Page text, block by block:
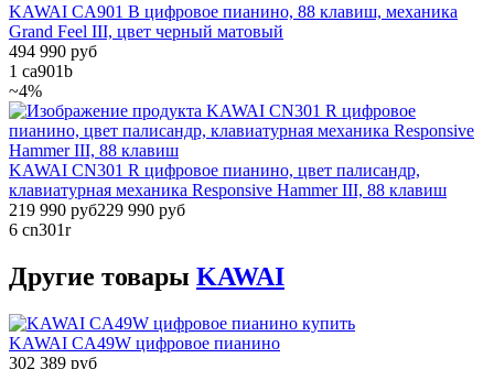
KAWAI CA901 B цифровое пианино, 88 клавиш, механика
Grand Feel III, цвет черный матовый
494 990 руб
1 ca901b
~4%
KAWAI CN301 R цифровое пианино, цвет палисандр,
клавиатурная механика Responsive Hammer III, 88 клавиш
219 990 руб229 990 руб
6 cn301r
Другие товары KAWAI
KAWAI CA49W цифровое пианино
302 389 руб